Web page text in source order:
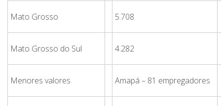
Mato Grosso 5.708
Mato Grosso do Sul 4.282
Menores valores Amapá – 81 empregadores